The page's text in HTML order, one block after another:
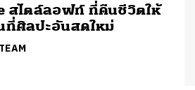
สไตล์ลอฟท์ ที่คืนชีวิตให้
ที่ศิลปะอันสดใหม่